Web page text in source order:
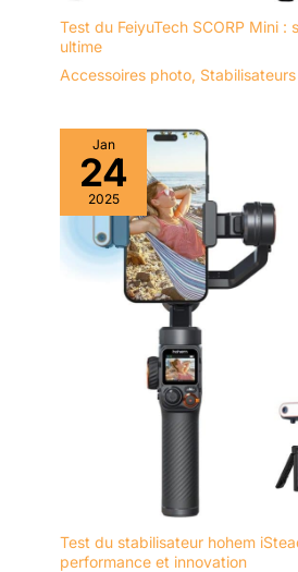
Test du FeiyuTech SCORP Mini :
ultime
Accessoires photo,
Jan
24
2025
Test du stabilisateur hohem
performance et innovation